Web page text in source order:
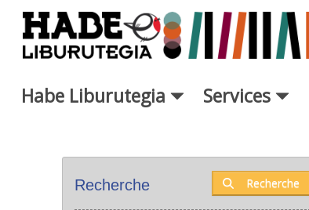
Saut au contenu principal
Habe Liburutegia Services
Recherche Recherche